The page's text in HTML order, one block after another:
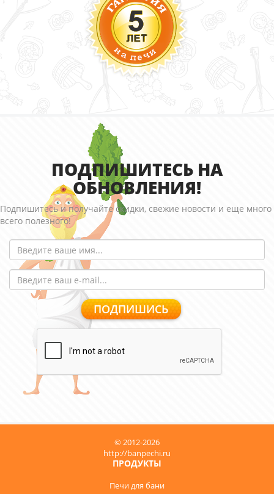
ПОДПИШИТЕСЬ НА
ОБНОВЛЕНИЯ!
Подпишитесь и получайте скидки, свежие новости и еще много
всего полезного!
© 2012-2026
http://banpechi.ru
ПРОДУКТЫ
Печи для бани